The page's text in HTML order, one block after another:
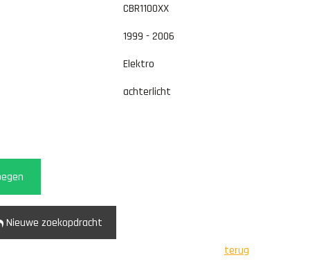
CBR1100XX
1999 - 2006
Elektro
achterlicht
Nieuwe zoekopdracht
terug